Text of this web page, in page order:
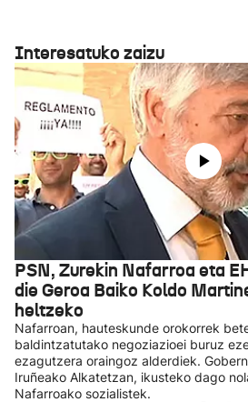
Interesatuko zaizu
PSN, Zurekin Nafarroa eta
die Geroa Baiko Koldo
heltzeko
Nafarroan, hauteskunde orokorrek
baldintzatutako negoziazioei buruz
ezagutzera oraingoz alderdiek.
Iruñeako Alkatetzan, ikusteko dago
Nafarroako sozialistek.